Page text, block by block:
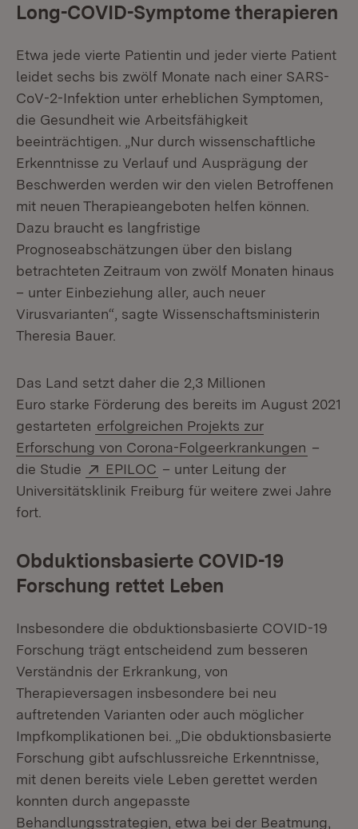
Long-COVID-Symptome therapieren
Etwa jede vierte Patientin und jeder vierte Patient
leidet sechs bis zwölf Monate nach einer SARS-
CoV-2-Infektion unter erheblichen Symptomen,
die Gesundheit wie Arbeitsfähigkeit
beeinträchtigen. „Nur durch wissenschaftliche
Erkenntnisse zu Verlauf und Ausprägung der
Beschwerden werden wir den vielen Betroffenen
mit neuen Therapieangeboten helfen können.
Dazu braucht es langfristige
Prognoseabschätzungen über den bislang
betrachteten Zeitraum von zwölf Monaten hinaus
– unter Einbeziehung aller, auch neuer
Virusvarianten“, sagte Wissenschaftsministerin
Theresia Bauer.
Das Land setzt daher die 2,3 Millionen
Euro starke Förderung des bereits im August 2021
gestarteten erfolgreichen Projekts zur
Erforschung von Corona-Folgeerkrankungen –
die Studie
Extern:
EPILOC (Öffnet in neuem Fenster)
– unter Leitung der
Universitätsklinik Freiburg für weitere zwei Jahre
fort.
Obduktionsbasierte COVID-19
Forschung rettet Leben
Insbesondere die obduktionsbasierte COVID-19
Forschung trägt entscheidend zum besseren
Verständnis der Erkrankung, von
Therapieversagen insbesondere bei neu
auftretenden Varianten oder auch möglicher
Impfkomplikationen bei. „Die obduktionsbasierte
Forschung gibt aufschlussreiche Erkenntnisse,
mit denen bereits viele Leben gerettet werden
konnten durch angepasste
Behandlungsstrategien, etwa bei der Beatmung,